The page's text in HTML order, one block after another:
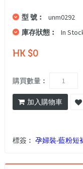
型 號︰
unm0292
庫存狀態︰
In
HK $0
購買數量︰
加入購物車
標簽︰ 孕婦裝-藍粉短